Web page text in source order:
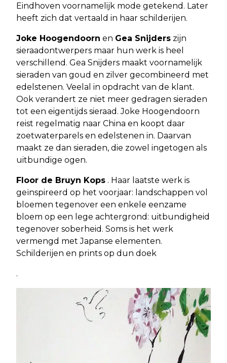
Eindhoven voornamelijk mode getekend. Later
heeft zich dat vertaald in haar schilderijen.
Joke Hoogendoorn en Gea Snijders zijn
sieraadontwerpers maar hun werk is heel
verschillend. Gea Snijders maakt voornamelijk
sieraden van goud en zilver gecombineerd met
edelstenen. Veelal in opdracht van de klant.
Ook verandert ze niet meer gedragen sieraden
tot een eigentijds sieraad. Joke Hoogendoorn
reist regelmatig naar China en koopt daar
zoetwaterparels en edelstenen in. Daarvan
maakt ze dan sieraden, die zowel ingetogen als
uitbundige ogen.
Floor de Bruyn Kops . Haar laatste werk is
geïnspireerd op het voorjaar: landschappen vol
bloemen tegenover een enkele eenzame
bloem op een lege achtergrond: uitbundigheid
tegenover soberheid. Soms is het werk
vermengd met Japanse elementen.
Schilderijen en prints op dun doek
.